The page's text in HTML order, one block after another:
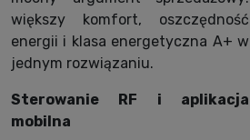
większy komfort, oszczędność
energii i klasa energetyczna A+ w
jednym rozwiązaniu.
Sterowanie RF i aplikacja
mobilna